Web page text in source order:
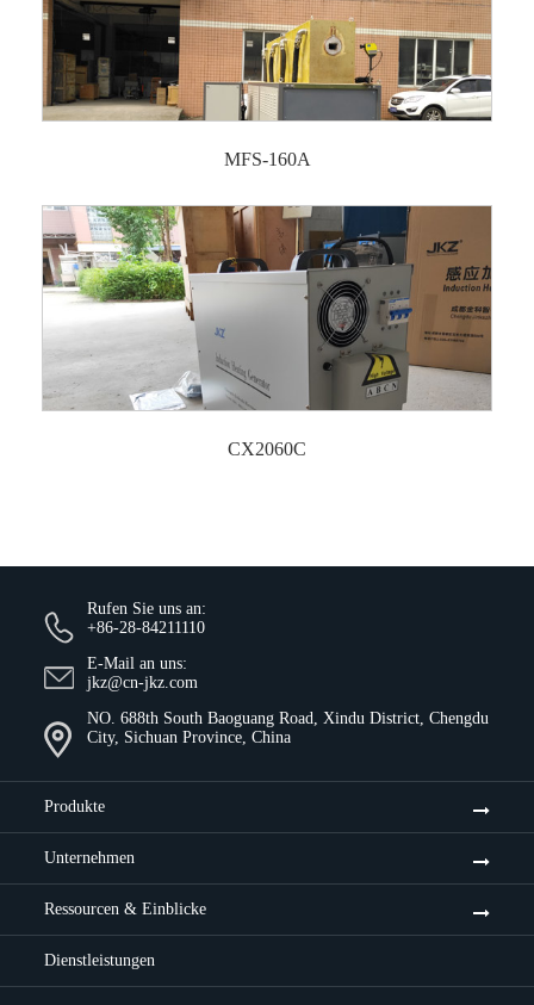
MFS-160A
CX2060C
Rufen Sie uns an:
+86-28-84211110
E-Mail an uns:
jkz@cn-jkz.com
NO. 688th South Baoguang Road, Xindu District, Chengdu
City, Sichuan Province, China
Produkte
Unternehmen
Ressourcen & Einblicke
Dienstleistungen